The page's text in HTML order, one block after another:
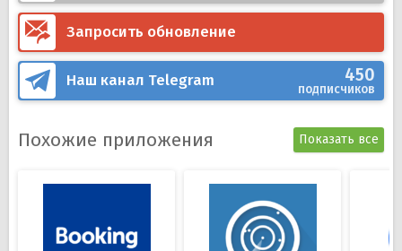
Запросить обновление
Наш канал Telegram 450
подписчиков
Похожие приложения Показать все